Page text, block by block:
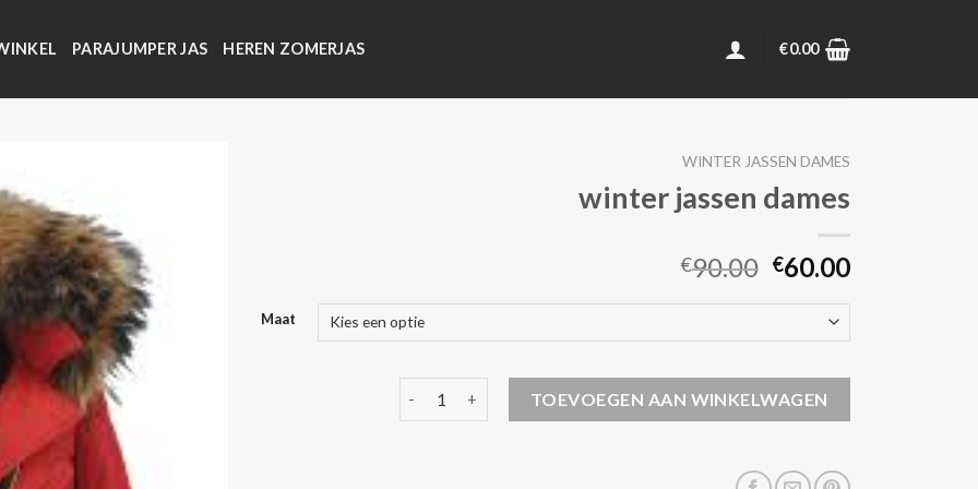
PARAJUMPER JAS HEREN ZOMERJAS €0.00
WINTER JASSEN DAMES
winter jassen dames
€90.00 €60.00
Maat
TOEVOEGEN AAN WINKELWAGEN